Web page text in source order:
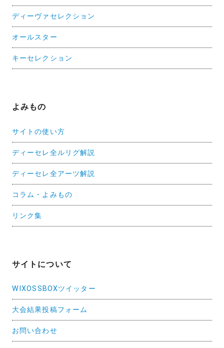
ディーヴァセレクション
オールスター
キーセレクション
よみもの
サイトの使い方
ディーセレ全ルリグ解説
ディーセレ全アーツ解説
コラム・よみもの
リンク集
サイトについて
WIXOSSBOXツイッター
大会結果投稿フォーム
お問い合わせ